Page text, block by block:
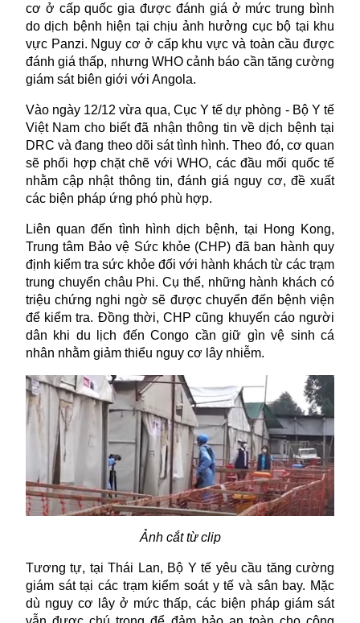
cơ ở cấp quốc gia được đánh giá ở mức trung bình
do dịch bệnh hiện tại chịu ảnh hưởng cục bộ tại khu
vực Panzi. Nguy cơ ở cấp khu vực và toàn cầu được
đánh giá thấp, nhưng WHO cảnh báo cần tăng cường
giám sát biên giới với Angola.
Vào ngày 12/12 vừa qua, Cục Y tế dự phòng - Bộ Y tế
Việt Nam cho biết đã nhận thông tin về dịch bệnh tại
DRC và đang theo dõi sát tình hình. Theo đó, cơ quan
sẽ phối hợp chặt chẽ với WHO, các đầu mối quốc tế
nhằm cập nhật thông tin, đánh giá nguy cơ, đề xuất
các biện pháp ứng phó phù hợp.
Liên quan đến tình hìnhdịch bệnh, tại Hong Kong,
Trung tâm Bảo vệ Sức khỏe (CHP) đã ban hành quy
định kiểm tra sức khỏe đối với hành khách từ các trạm
trung chuyển châu Phi. Cụ thể, những hành khách có
triệu chứng nghi ngờ sẽ được chuyển đến bệnh viện
để kiểm tra. Đồng thời, CHP cũng khuyến cáo người
dân khi du lịch đến Congo cần giữ gìn vệ sinh cá
nhân nhằm giảm thiểu nguy cơ lây nhiễm.
Ảnh cắt từ clip
Tương tự, tại Thái Lan, Bộ Y tế yêu cầu tăng cường
giám sát tại các trạm kiểm soát y tế và sân bay. Mặc
dù nguy cơ lây ở mức thấp, các biện pháp giám sát